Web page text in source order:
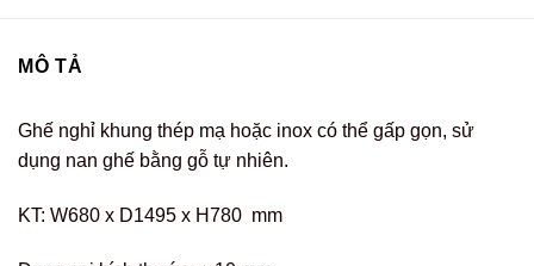
MÔ TẢ
Ghế nghỉ khung thép mạ hoặc inox có thể gấp gọn, sử
dụng nan ghế bằng gỗ tự nhiên.
KT: W680 x D1495 x H780 mm